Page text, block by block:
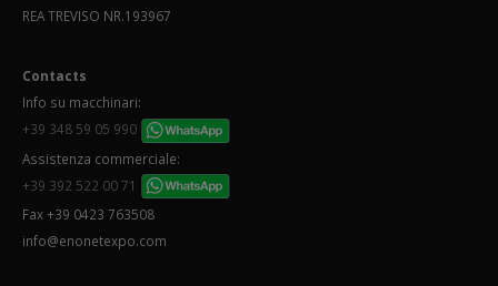
REA TREVISO NR.193967
Contacts
Info su macchinari:
+39 348 59 05 990
Assistenza commerciale:
+39 392 522 00 71
Fax +39 0423 763508
info@enonetexpo.com